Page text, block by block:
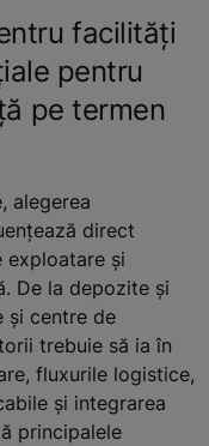
facilități
pentru
pe termen
alegerea
direct
exploatare și
De la depozite și
și centre de
trebuie să ia în
fluxurile logistice,
și integrarea
principalele